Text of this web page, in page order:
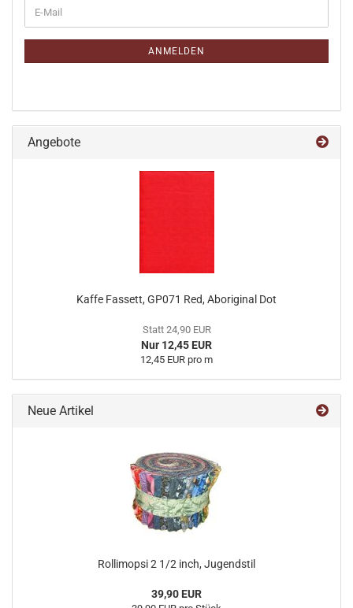
ZUR
NEWSLETTER-
E-
Mail
ANMELDEN
Angebote
Kaffe Fassett, GP071 Red, Aboriginal Dot
Statt 24,90 EUR
Nur 12,45 EUR
12,45 EUR pro m
Neue Artikel
Rollimopsi 2 1/2 inch, Jugendstil
39,90 EUR